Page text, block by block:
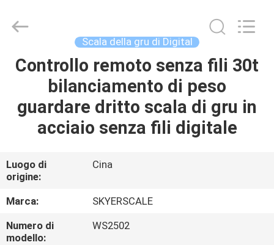
CASA.
PRODOTTI
SU
DI
NOI
Co.,Limited.
Scala della gru di Digital
Controllo remoto senza fili 30t
bilanciamento di peso
guardare dritto scala di gru in
acciaio senza fili digitale
Luogo di
origine:
Cina
Marca:
SKYERSCALE
Numero di
modello:
WS2502